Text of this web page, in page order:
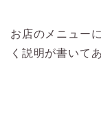
お店のメニュー
く説明が書いて